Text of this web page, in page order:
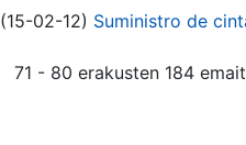
(15-02-12) Suministro de
71 - 80 erakusten 184